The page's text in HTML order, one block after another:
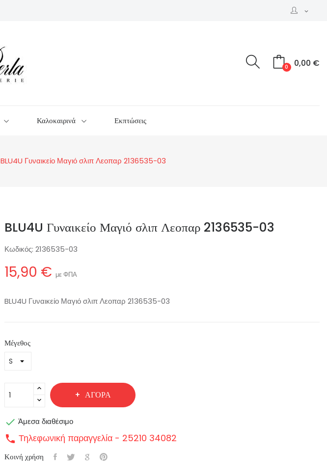
expand_more
0,00 €
0
Καλοκαιρινά Εκπτώσεις
BLU4U Γυναικείο Μαγιό σλιπ Λεοπαρ 2136535-03
BLU4U Γυναικείο Μαγιό σλιπ Λεοπαρ 2136535-03
Κωδικός: 2136535-03
15,90 € με ΦΠΑ
BLU4U Γυναικείο Μαγιό σλιπ Λεοπαρ 2136535-03
Μέγεθος
ΑΓΟΡΆ
 Άμεσα διαθέσιμο
call Τηλεφωνική παραγγελία - 25210 34082
Κοινή χρήση